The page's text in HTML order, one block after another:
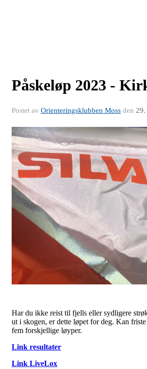
Påskeløp 2023 -
Postet av Orienteringsklubben Moss den
Har du ikke reist til fjells eller sydligere
ut i skogen, er dette løpet for deg. Kan
fem forskjellige løyper.
Link resultater
Link LiveLox